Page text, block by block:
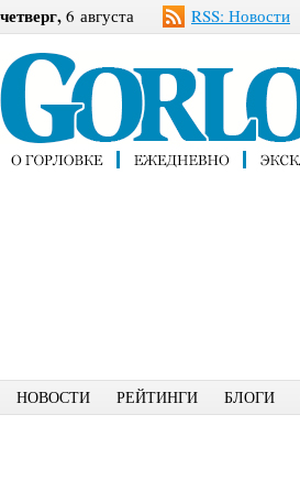
четверг, 6 августа RSS: Новости
НОВОСТИ РЕЙТИНГИ БЛОГИ